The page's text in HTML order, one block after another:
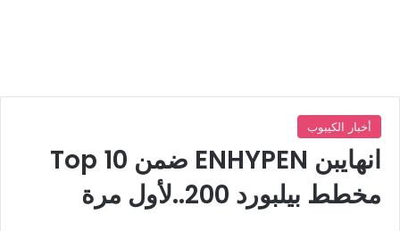
أخبار الكيبوب
انهايبن ENHYPEN ضمن Top 10
مخطط بيلبورد 200..لأول مرة